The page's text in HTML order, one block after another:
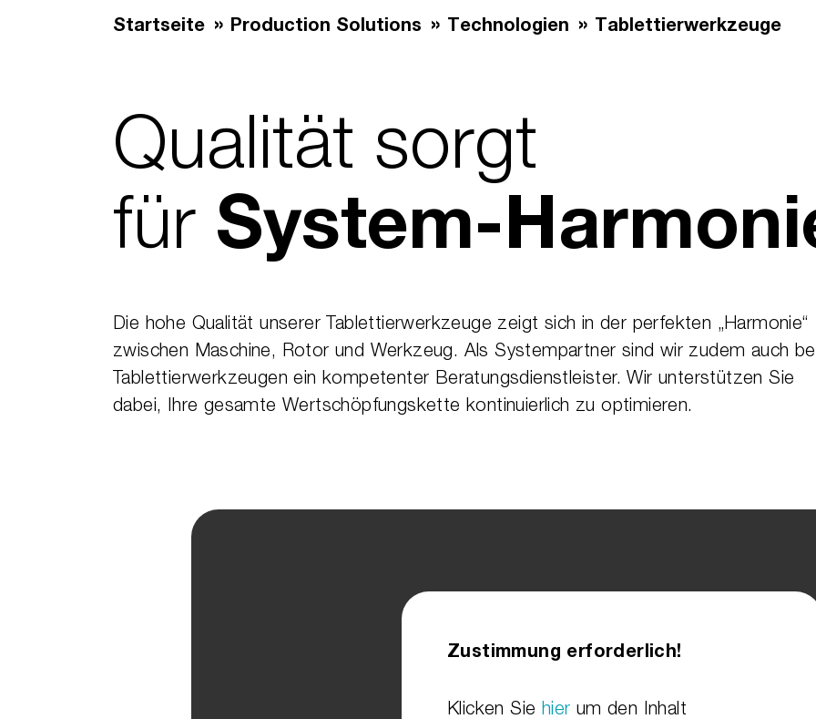
Startseite Production Solutions Technologien Tablettierwerkzeuge
Qualität sorgt
für System-
Die hohe Qualität unserer Tablettierwerkzeuge zeigt sich in der perfekten „Harmonie“
zwischen Maschine, Rotor und Werkzeug. Als Systempartner sind wir zudem auch
Tablettierwerkzeugen ein kompetenter Beratungsdienstleister. Wir unterstützen Sie
dabei, Ihre gesamte Wertschöpfungskette kontinuierlich zu optimieren.
Zustimmung erforderlich!
Klicken Sie hier um den Inhalt